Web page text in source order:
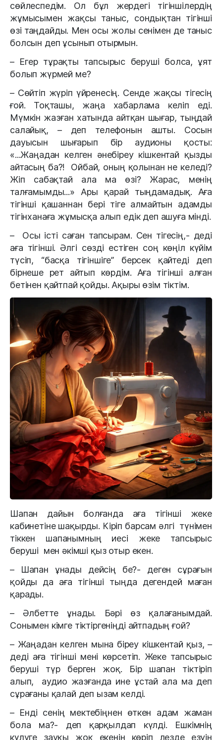
сөйлеспедім. Ол бұл жердегі тігіншілердің
жұмысымен жақсы таныс, сондықтан тігінші
өзі таңдайды. Мен осы жолы сенімен де таныс
болсын деп ұсынып отырмын.
– Егер тұрақты тапсырыс беруші болса, ұят
болып жүрмей ме?
– Сөйтіп жүріп үйренесің. Сенде жақсы тігесің
ғой. Тоқташы, жаңа хабарлама келіп еді.
Мүмкін жазған хатында айтқан шығар, тыңдай
салайық, – деп телефонын ашты. Сосын
дауысын шығарып бір аудионы қосты:
«...Жаңадан келген әнебіреу кішкентай қызды
айтасың ба?! Ойбай, оның қолынан не келеді?
Жіп сабақтай ала ма өзі? Жарас, менің
талғамымды...» Ары қарай тыңдамадық. Аға
тігінші қашаннан бері тіге алмайтын адамды
тігінханаға жұмысқа алып едік деп ашуға мінді.
– Осы істі саған тапсырам. Сен тігесің,- деді
аға тігінші. Әлгі сөзді естіген соң көңіл күйім
түсіп, “басқа тігіншіге” берсек қайтеді деп
бірнеше рет айтып көрдім. Аға тігінші алған
бетінен қайтпай қойды. Ақыры өзім тіктім.
Шапан дайын болғанда аға тігінші жеке
кабинетіне шақырды. Кіріп барсам әлгі түнімен
тіккен шапанымның иесі жеке тапсырыс
беруші мен әкімші қыз отыр екен.
– Шапан ұнады дейсің бе?- деген сұрағын
қойды да аға тігінші тыңда дегендей маған
қарады.
– Әлбетте ұнады. Бәрі өз қалағанымдай.
Сонымен кімге тіктіргеніңді айтпадың ғой?
– Жаңадан келген мына біреу кішкентай қыз, –
деді аға тігінші мені көрсетіп. Жеке тапсырыс
беруші түр берген жоқ. Бір шапан тіктіріп
алып, аудио жазғанда ине ұстай ала ма деп
сұрағаны қалай деп ызам келді.
– Енді сенің мектебіңнен өткен адам жаман
бола ма?- деп қарқылдап күлді. Ешкімнің
күлуге зауқы жоқ екенін көріп лезде езуін